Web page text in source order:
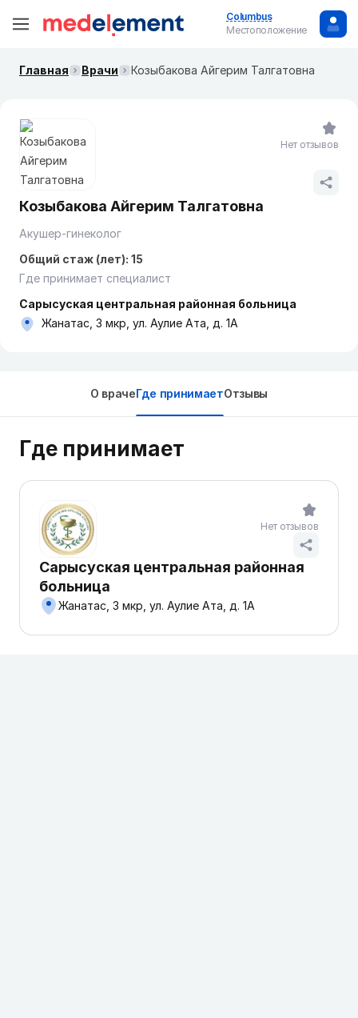
Columbus
Местоположение
Главная Врачи Козыбакова Айгерим Талгатовна
Козыбакова Айгерим Талгатовна
Акушер-гинеколог
Общий стаж (лет): 15
Где принимает специалист
Сарысуская центральная районная больница
Жанатас, 3 мкр, ул. Аулие Ата, д. 1А
Нет отзывов
О врачеГде принимаетОтзывы
Где принимает
Сарысуская центральная районная
больница
Жанатас, 3 мкр, ул. Аулие Ата, д. 1А
Нет отзывов